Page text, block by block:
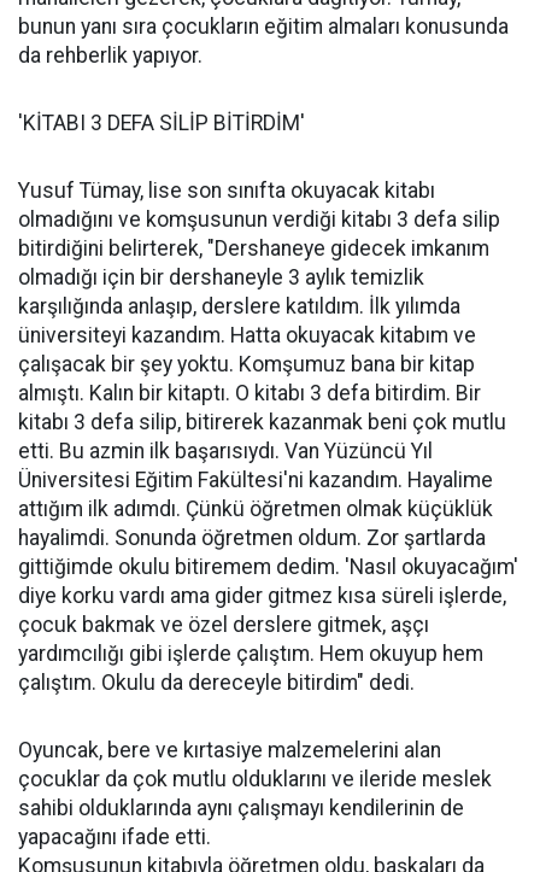
bunun yanı sıra çocukların eğitim almaları konusunda
da rehberlik yapıyor.
'KİTABI 3 DEFA SİLİP BİTİRDİM'
Yusuf Tümay, lise son sınıfta okuyacak kitabı
olmadığını ve komşusunun verdiği kitabı 3 defa silip
bitirdiğini belirterek, "Dershaneye gidecek imkanım
olmadığı için bir dershaneyle 3 aylık temizlik
karşılığında anlaşıp, derslere katıldım. İlk yılımda
üniversiteyi kazandım. Hatta okuyacak kitabım ve
çalışacak bir şey yoktu. Komşumuz bana bir kitap
almıştı. Kalın bir kitaptı. O kitabı 3 defa bitirdim. Bir
kitabı 3 defa silip, bitirerek kazanmak beni çok mutlu
etti. Bu azmin ilk başarısıydı. Van Yüzüncü Yıl
Üniversitesi Eğitim Fakültesi'ni kazandım. Hayalime
attığım ilk adımdı. Çünkü öğretmen olmak küçüklük
hayalimdi. Sonunda öğretmen oldum. Zor şartlarda
gittiğimde okulu bitiremem dedim. 'Nasıl okuyacağım'
diye korku vardı ama gider gitmez kısa süreli işlerde,
çocuk bakmak ve özel derslere gitmek, aşçı
yardımcılığı gibi işlerde çalıştım. Hem okuyup hem
çalıştım. Okulu da dereceyle bitirdim" dedi.
Oyuncak, bere ve kırtasiye malzemelerini alan
çocuklar da çok mutlu olduklarını ve ileride meslek
sahibi olduklarında aynı çalışmayı kendilerinin de
yapacağını ifade etti.
Komşusunun kitabıyla öğretmen oldu, başkaları da